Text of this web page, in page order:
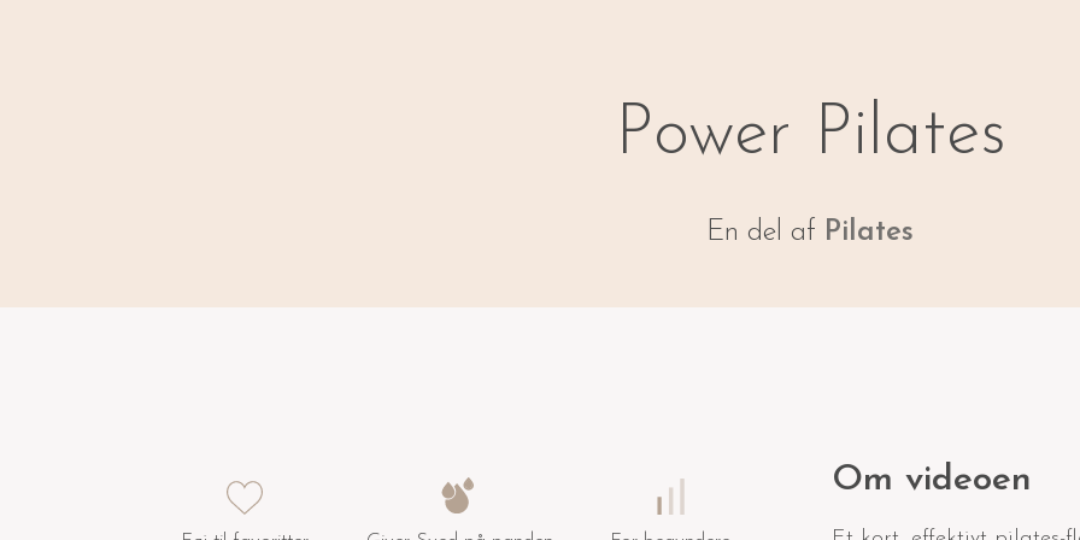
Power Pilates
En del af Pilates
Om videoen